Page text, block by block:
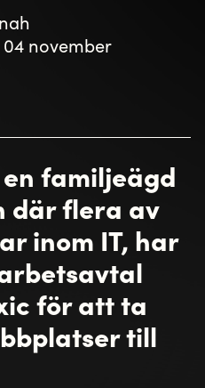
november
familjeägd
där flera av
inom IT, har
för att ta
till